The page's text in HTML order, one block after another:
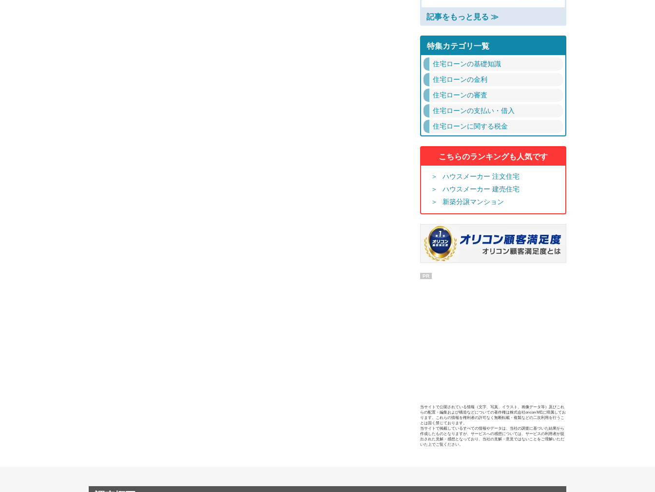
記事をもっと見る ≫
特集カテゴリ一覧
住宅ローンの基礎知識
住宅ローンの金利
住宅ローンの審査
住宅ローンの支払い・借入
住宅ローンに関する税金
こちらのランキングも人気です
ハウスメーカー 注文住宅
ハウスメーカー 建売住宅
新築分譲マンション
PR
当サイトで公開されている情報（文字、写真、イラスト、画像データ等）及びこれ
らの配置・編集および構造などについての著作権は株式会社oricon MEに帰属してお
ります。これらの情報を権利者の許可なく無断転載・複製などの二次利用を行うこ
とは固く禁じております。
当サイトで掲載しているすべての情報やデータは、当社の調査に基づいた結果から
作成したものとなりますが、サービスへの感想については、サービスの利用者が提
出された見解・感想となっており、当社の見解・意見ではないことをご理解いただ
いた上でご覧ください。